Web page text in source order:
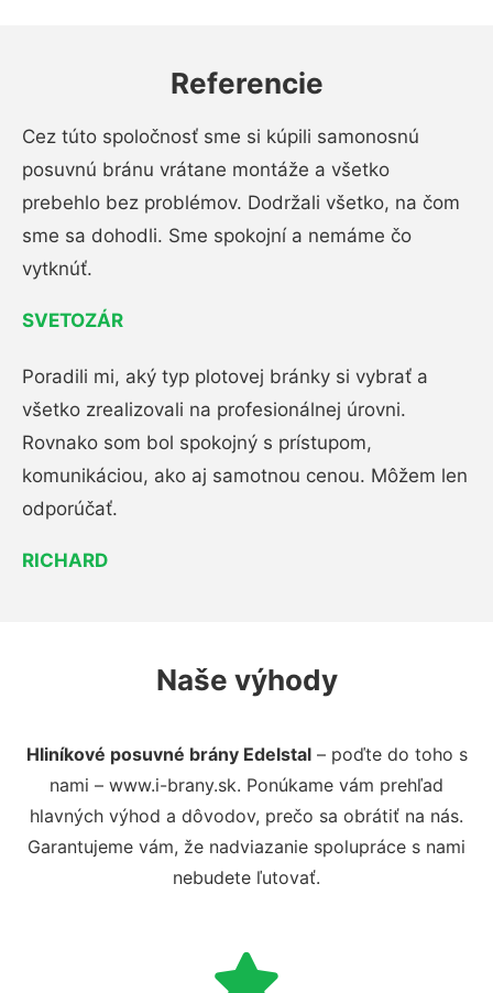
Referencie
Cez túto spoločnosť sme si kúpili samonosnú
posuvnú bránu vrátane montáže a všetko
prebehlo bez problémov. Dodržali všetko, na čom
sme sa dohodli. Sme spokojní a nemáme čo
vytknúť.
SVETOZÁR
Poradili mi, aký typ plotovej bránky si vybrať a
všetko zrealizovali na profesionálnej úrovni.
Rovnako som bol spokojný s prístupom,
komunikáciou, ako aj samotnou cenou. Môžem len
odporúčať.
RICHARD
Naše výhody
Hliníkové posuvné brány Edelstal– poďte do toho s
nami – www.i-brany.sk. Ponúkame vám prehľad
hlavných výhod a dôvodov, prečo sa obrátiť na nás.
Garantujeme vám, že nadviazanie spolupráce s nami
nebudete ľutovať.